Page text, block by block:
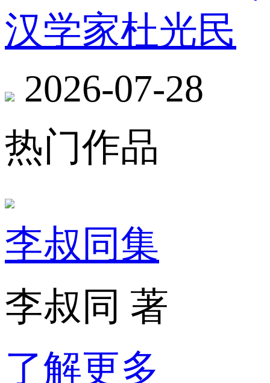
汉学家杜光民
2026-07-28
热门作品
李叔同集
李叔同 著
了解更多